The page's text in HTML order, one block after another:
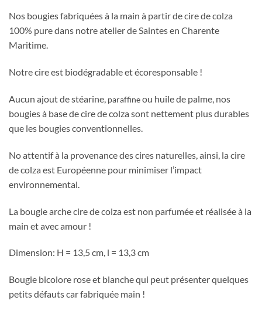
Nos bougies fabriquées à la main à partir de cire de colza
100% pure dans notre atelier de Saintes en Charente
Maritime.
Notre cire est biodégradable et écoresponsable !
Aucun ajout de stéarine, paraffineou huile de palme, nos
bougies à base de cire de colza sont nettement plus durables
que les bougies conventionnelles.
No attentif à la provenance des cires naturelles, ainsi, la cire
de colza est Européenne pour minimiser l’impact
environnemental.
La bougie arche cire de colza est non parfumée et réalisée à la
main et avec amour !
Dimension: H = 13,5 cm, l = 13,3 cm
Bougie bicolore rose et blanche qui peut présenter quelques
petits défauts car fabriquée main !